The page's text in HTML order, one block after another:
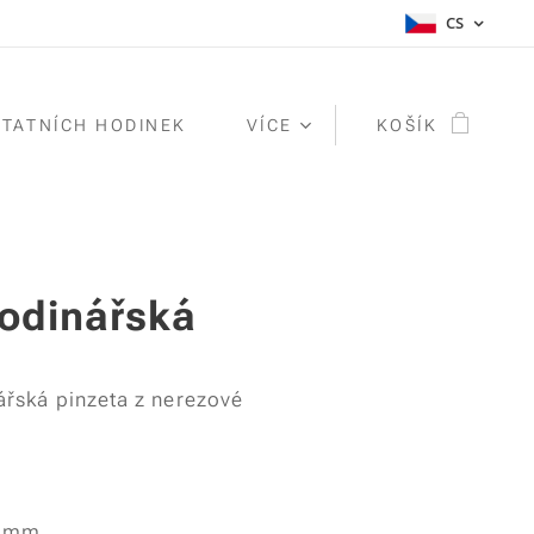
CS
HODINEK VÍCE KOŠÍK
pinzeta z nerezové